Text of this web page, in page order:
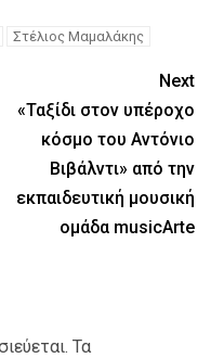
Στέλιος Μαμαλάκης
Next
«Ταξίδι στον υπέροχο
κόσμο του Αντόνιο
Βιβάλντι» από την
εκπαιδευτική μουσική
ομάδα musicArte
Τα